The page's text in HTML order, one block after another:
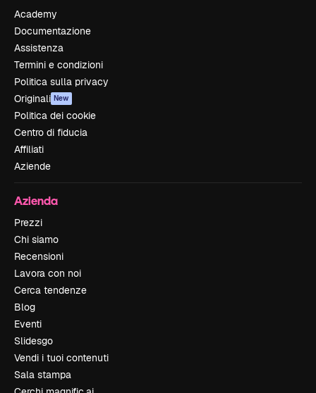
Academy
Documentazione
Assistenza
Termini e condizioni
Politica sulla privacy
Originali New
Politica dei cookie
Centro di fiducia
Affiliati
Aziende
Azienda
Prezzi
Chi siamo
Recensioni
Lavora con noi
Cerca tendenze
Blog
Eventi
Slidesgo
Vendi i tuoi contenuti
Sala stampa